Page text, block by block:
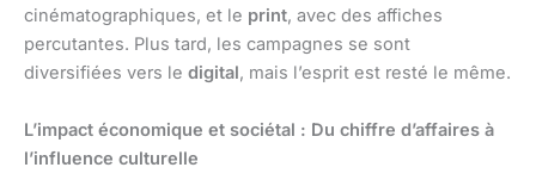
cinématographiques, et le print, avec des affiches
percutantes. Plus tard, les campagnes se sont
diversifiées vers le digital, mais l’esprit est resté le même.
L’impact économique et sociétal : Du chiffre d’affaires à
l’influence culturelle